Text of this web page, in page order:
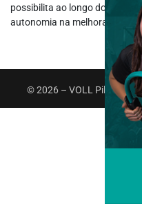
possibilita ao longo do
autonomia na melhora da...
© 2026 – VOLL Pilates